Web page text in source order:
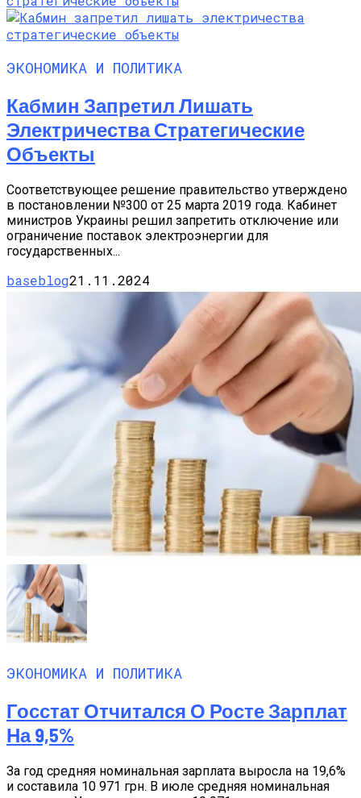
ЭКОНОМИКА И ПОЛИТИКА
Кабмин Запретил Лишать
Электричества Стратегические
Объекты
Соответствующее решение правительство утверждено
в постановлении №300 от 25 марта 2019 года. Кабинет
министров Украины решил запретить отключение или
ограничение поставок электроэнергии для
государственных...
baseblog21.11.2024
ЭКОНОМИКА И ПОЛИТИКА
Госстат Отчитался О Росте Зарплат
На 9,5%
За год средняя номинальная зарплата выросла на 19,6%
и составила 10 971 грн. В июле средняя номинальная